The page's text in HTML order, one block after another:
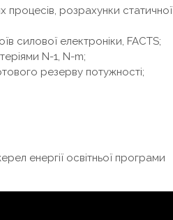
процесів, розрахунки статичної
силової електроніки, FACTS;
N-1, N-m;
резерву потужності;
енергії освітньої програми